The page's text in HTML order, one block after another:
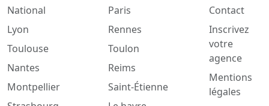
National
Lyon
Toulouse
Nantes
Montpellier
Paris
Rennes
Toulon
Reims
Saint-Étienne
Contact
Inscrivez
votre
agence
Mentions
légales